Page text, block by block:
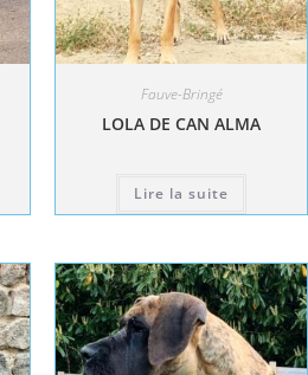
Fauve-Bringé
LOLA DE CAN ALMA
Lire la suite